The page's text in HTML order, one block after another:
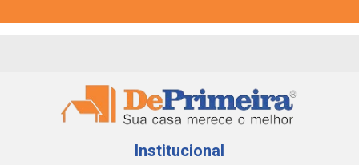
Institucional